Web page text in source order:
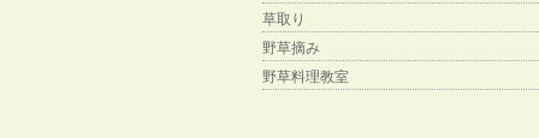
草取り
野草摘み
野草料理教室